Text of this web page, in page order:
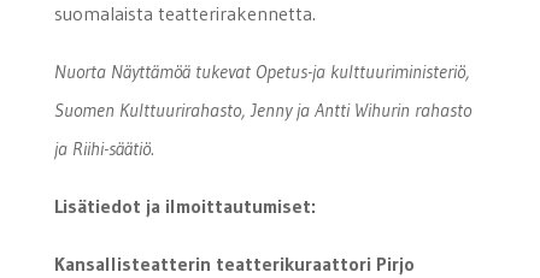
suomalaista teatterirakennetta.
Nuorta Näyttämöä tukevat Opetus-ja kulttuuriministeriö,
Suomen Kulttuurirahasto, Jenny ja Antti Wihurin rahasto
ja Riihi-säätiö.
Lisätiedot ja ilmoittautumiset:
Kansallisteatterin teatterikuraattori Pirjo